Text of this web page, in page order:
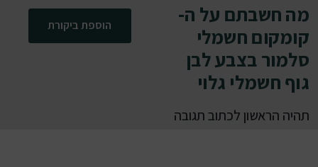
מה חשבתם על ה-
קומקום חשמלי
סלמור בצבע לבן
גוף חשמלי גלוי
תהיה הראשון לכתוב תגובה
הוספת ביקורת